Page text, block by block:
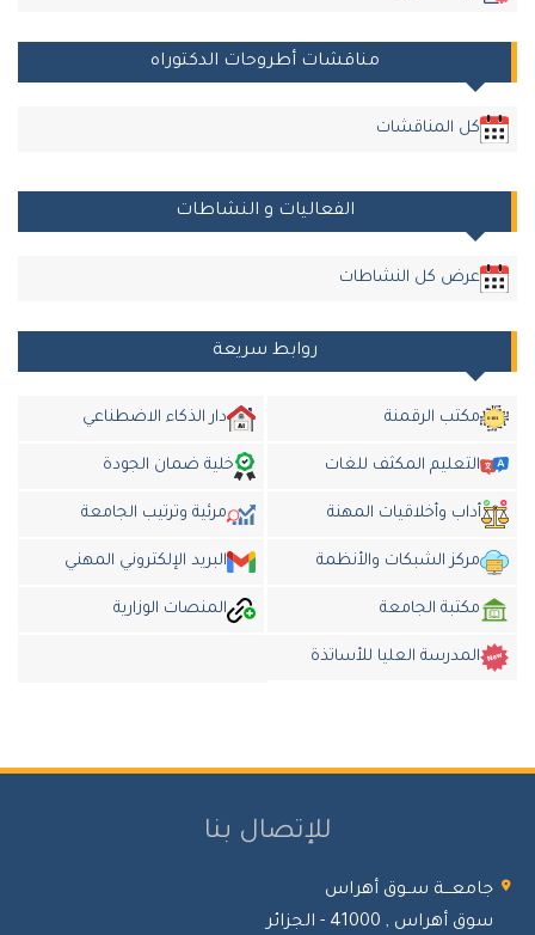
مناقشات أطروحات الدكتوراه
كل المناقشات
الفعاليات و النشاطات
عرض كل النشاطات
روابط سريعة
مكتب الرقمنة دار الذكاء الاضطناعي
التعليم المكثف للغات خلية ضمان الجودة
أداب وأخلاقيات المهنة مرئية وترتيب الجامعة
مركز الشبكات والأنظمة البريد الإلكتروني المهني
مكتبة الجامعة المنصات الوزارية
المدرسة العليا للأساتذة
للإتصال بنا
ســوق أهراس
أهراس , 41000 - الجزائر